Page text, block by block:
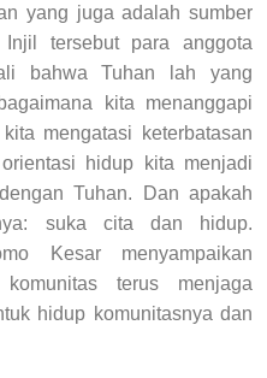
yang juga adalah sumber
tersebut para anggota
bahwa Tuhan lah yang
kita menanggapi
mengatasi keterbatasan
hidup kita menjadi
Tuhan. Dan apakah
suka cita dan hidup.
Kesar menyampaikan
terus menjaga
hidup komunitasnya dan